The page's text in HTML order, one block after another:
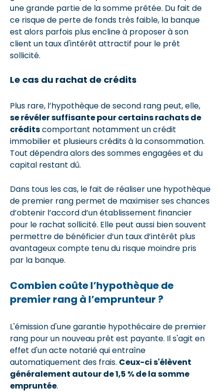
une grande partie de la somme prêtée. Du fait de
ce risque de perte de fonds très faible, la banque
est alors parfois plus encline à proposer à son
client un taux d'intérêt attractif pour le prêt
sollicité.
Le cas du rachat de crédits
Plus rare, l’hypothèque de second rang peut, elle,
se révéler suffisante pour certains rachats de
créditscomportant notamment un crédit
immobilier et plusieurs crédits à la consommation.
Tout dépendra alors des sommes engagées et du
capital restant dû.
Dans tous les cas, le fait de réaliser une hypothèque
de premier rang permet de maximiser ses chances
d’obtenir l’accord d’un établissement financier
pour le rachat sollicité. Elle peut aussi bien souvent
permettre de bénéficier d’un taux d’intérêt plus
avantageux compte tenu du risque moindre pris
par la banque.
Combien coûte l’hypothèque de
premier rang à l’emprunteur ?
L'émission d'une garantie hypothécaire de premier
rang pour un nouveau prêt est payante. Il s'agit en
effet d'un acte notarié qui entraîne
automatiquement des frais. Ceux-ci s'élèvent
généralement autour de 1,5 % de la somme
empruntée.